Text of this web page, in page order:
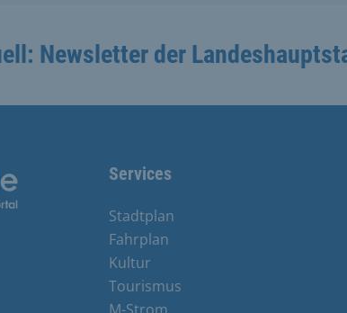
Newsletter der
Services
Stadtplan
Fahrplan
Kultur
Tourismus